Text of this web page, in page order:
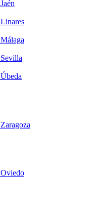
Jaén
Linares
Málaga
Sevilla
Úbeda
Zaragoza
Oviedo